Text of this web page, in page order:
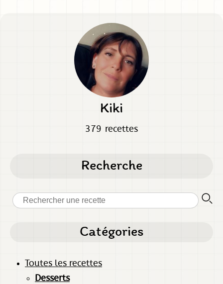
Kiki
379 recettes
Recherche
Catégories
Toutes les recettes
Desserts